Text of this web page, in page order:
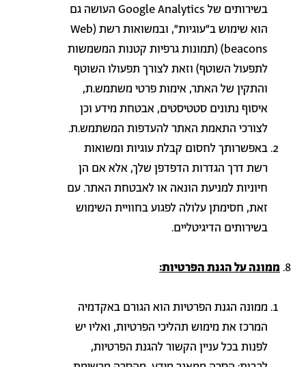
בשירותים של Google Analytics העושה גם
הוא שימוש ב"עוגיות", ובמשואות רשת (Web
beacons) (תמונות גרפיות קטנות המשמשות
לתפעול השוטף) וזאת לצורך תפעולו השוטף
והתקין של האתר, אימות פרטי משתמש.ת,
איסוף נתונים סטטיסטים, אבטחת מידע וכן
לצורכי התאמת האתר להעדפות המשתמש.ת.
באפשרותך לחסום קבלת עוגיות ומשואות
רשת דרך הגדרות הדפדפן שלך, אלא אם הן
חיוניות למניעת הונאה או לאבטחת האתר. עם
זאת, חסימתן עלולה לפגוע בחוויית השימוש
בשירותים הדיגיטליים.
ממונה על הגנת הפרטיות:
ממונה הגנת הפרטיות הוא הגורם באקדמיה
המרכז את מימוש תהליכי הפרטיות, ואליו יש
לפנות בכל עניין הקשור להגנת הפרטיות,